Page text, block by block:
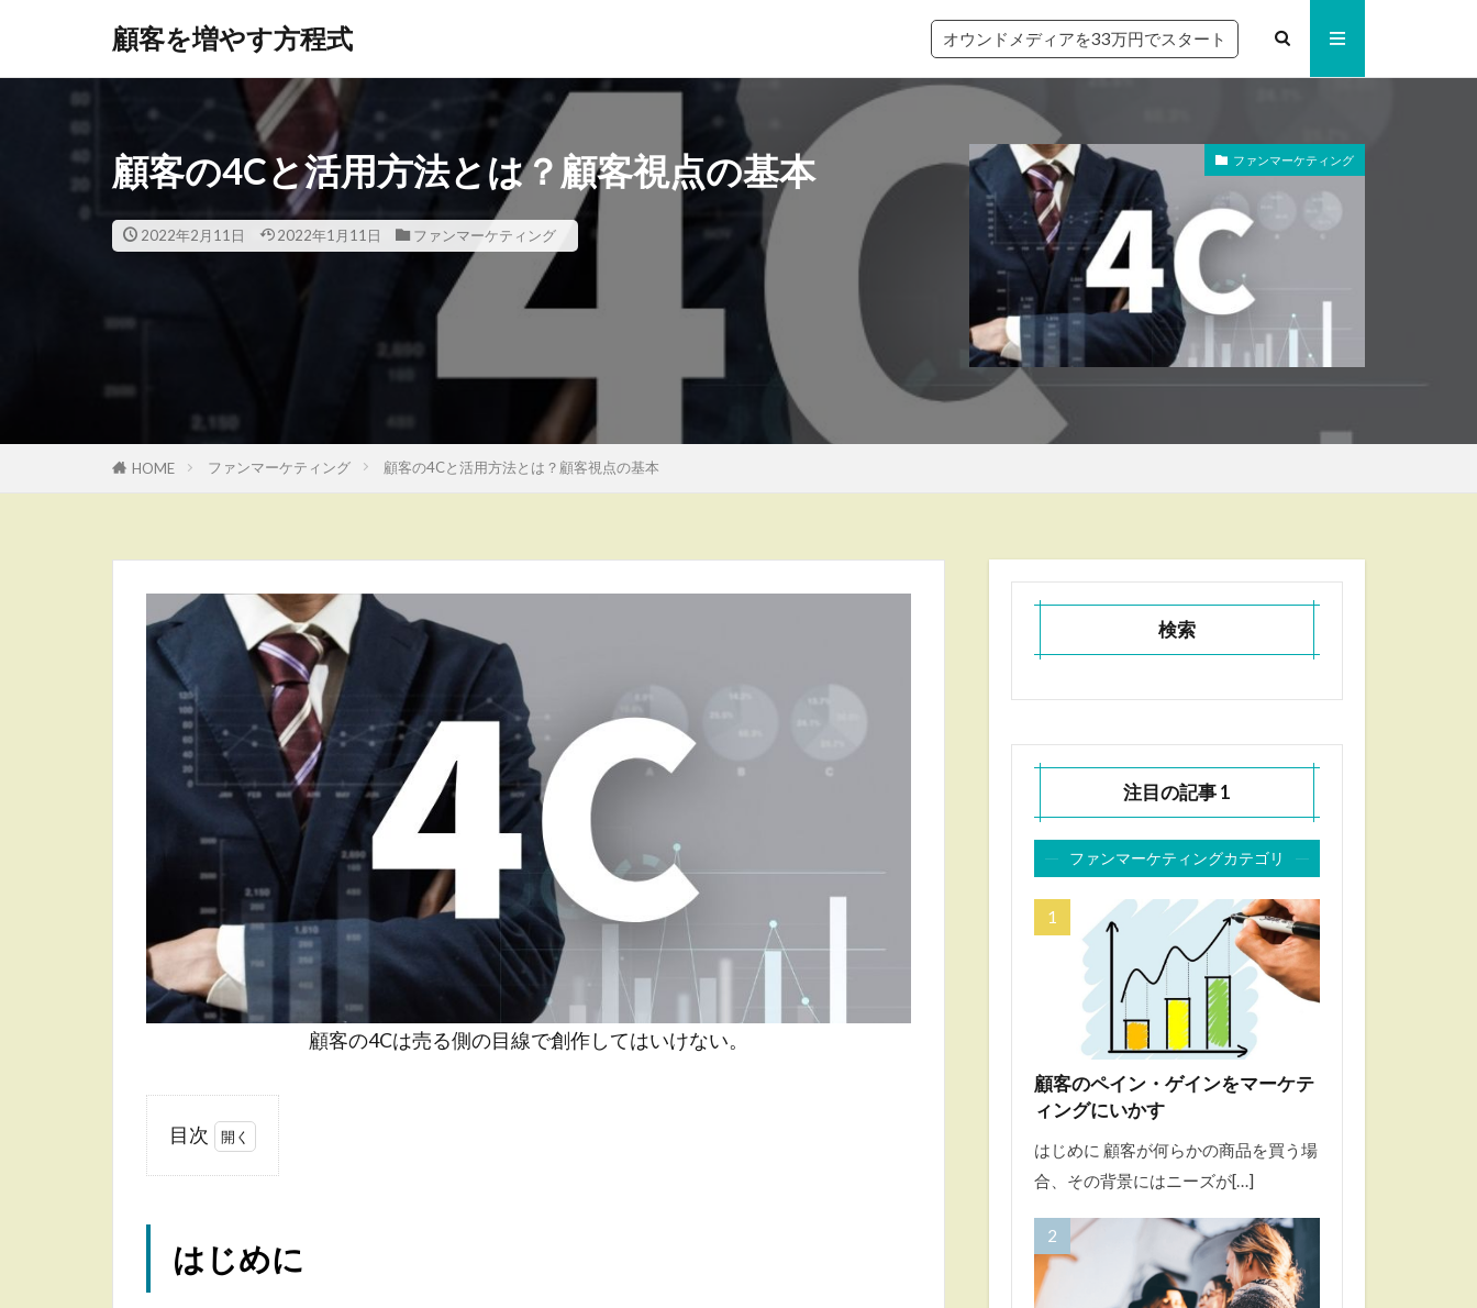
顧客を増やす方程式 オウンドメディアを33万円でスタート
顧客の4Cと活用方法とは？顧客視点の基本
2022年2月11日 2022年1月11日 ファンマーケティング
ファンマーケティング
HOME ファンマーケティング 顧客の4Cと活用方法とは？顧客視点の基本
顧客の4Cは売る側の目線で創作してはいけない。
目次
め
に
はじめに
検索
注目の記事 1
ファンマーケティングカテゴリ
顧客のペイン・ゲインをマーケテ
ィングにいかす
はじめに 顧客が何らかの商品を買う場
合、その背景にはニーズが[…]